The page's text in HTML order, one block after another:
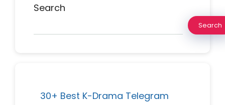
Search
Search
30+ Best K-Drama Telegram